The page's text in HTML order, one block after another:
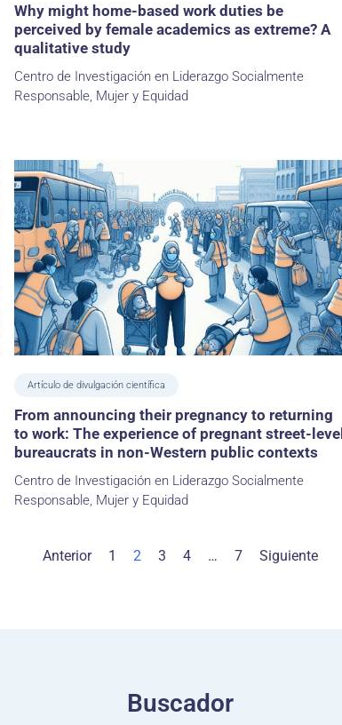
Why might home-based work duties be
perceived by female academics as extreme? A
qualitative study
Centro de Investigación en Liderazgo Socialmente
Responsable, Mujer y Equidad
Artículo de divulgación científica
From announcing their pregnancy to returning
to work: The experience of pregnant street-
bureaucrats in non-Western public contexts
Centro de Investigación en Liderazgo Socialmente
Responsable, Mujer y Equidad
Anterior 1 2 3 4 … 7 Siguiente
Buscador